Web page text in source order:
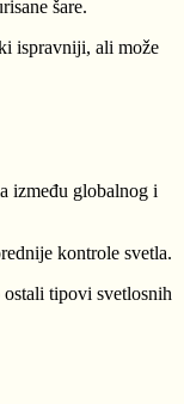
šare.
ispravniji, ali može
između globalnog i
kontrole svetla.
ostali tipovi svetlosnih